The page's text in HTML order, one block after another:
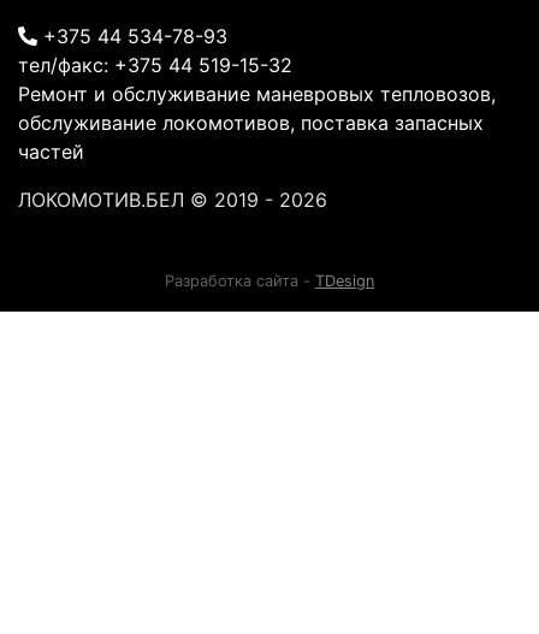
+375 44 534-78-93
тел/факс: +375 44 519-15-32
Ремонт и обслуживание маневровых тепловозов,
обслуживание локомотивов, поставка запасных
частей
ЛОКОМОТИВ.БЕЛ © 2019 - 2026
Разработка сайта - TDesign